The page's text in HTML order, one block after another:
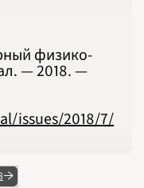
физико-
— 2018. —
issues/2018/7/